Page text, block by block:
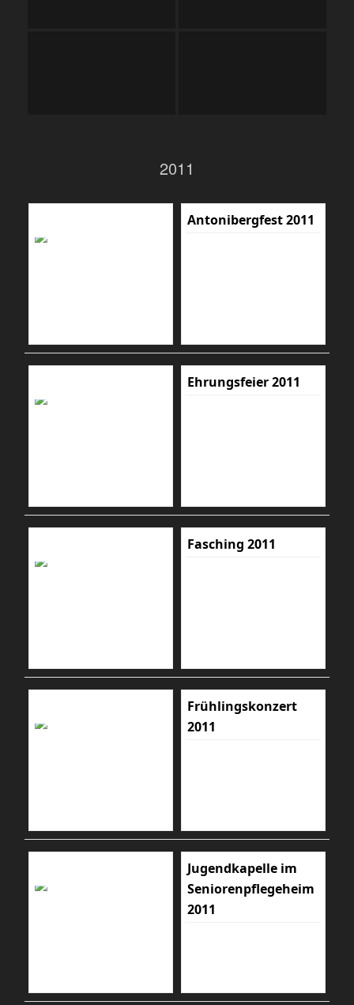
2011
Antonibergfest 2011
Ehrungsfeier 2011
Fasching 2011
Frühlingskonzert
2011
Jugendkapelle im
Seniorenpflegeheim
2011